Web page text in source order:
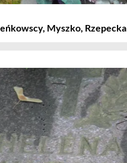
Myszko, Rzepecka